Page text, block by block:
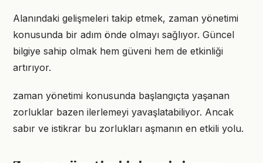
Alanındaki gelişmeleri takip etmek, zaman yönetimi
konusunda bir adım önde olmayı sağlıyor. Güncel
bilgiye sahip olmak hem güveni hem de etkinliği
artırıyor.
zaman yönetimi konusunda başlangıçta yaşanan
zorluklar bazen ilerlemeyi yavaşlatabiliyor. Ancak
sabır ve istikrar bu zorlukları aşmanın en etkili yolu.